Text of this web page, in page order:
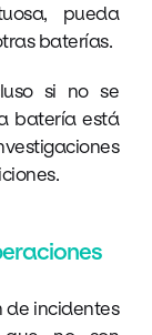
pueda
baterías.
si no se
batería está
de incidentes